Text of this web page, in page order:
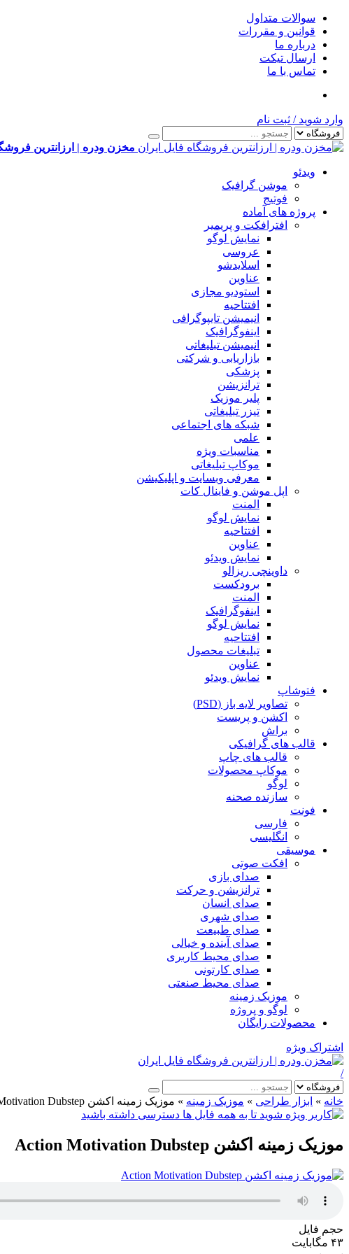
سوالات متداول
قوانین و مقررات
درباره ما
ارسال تیکت
تماس با ما
وارد شوید / ثبت نام
مخزن ودره | ارزانترین
ویدئو
موشن گرافیک
فوتیج
پروژه های آماده
افترافکت و پریمیر
نمایش لوگو
عروسی
اسلایدشو
عناوین
استودیو مجازی
افتتاحیه
انیمیشن تایپوگرافی
اینفوگرافیک
انیمیشن تبلیغاتی
بازاریابی و شرکتی
پزشکی
ترانزیشن
پلیر موزیک
تیزر تبلیغاتی
شبکه های اجتماعی
علمی
مناسبات ویژه
موکاپ تبلیغاتی
معرفی وبسایت و اپلیکیشن
اپل موشن و فاینال کات
المنت
نمایش لوگو
افتتاحیه
عناوین
نمایش ویدئو
داوینچی ریزالو
برودکست
المنت
اینفوگرافیک
نمایش لوگو
افتتاحیه
تبلیغات محصول
عناوین
نمایش ویدئو
فتوشاپ
تصاویر لایه باز (PSD)
اکشن و پریست
براش
قالب های گرافیکی
قالب های چاپ
موکاپ محصولات
لوگو
سازنده صحنه
فونت
فارسی
انگلیسی
موسیقی
افکت صوتی
صدای بازی
ترانزیشن و حرکت
صدای انسان
صدای شهری
صدای طبیعت
صدای آینده و خیالی
صدای محیط کاربری
صدای کارتونی
صدای محیط صنعتی
موزیک زمینه
لوگو و پروژه
محصولات رایگان
اشتراک ویژه
/
خانه » ابزار طراحی » موزیک زمینه » موزیک زمینه اکشن Action Motivation Dubstep
موزیک زمینه اکشن Action Motivation Dubstep
حجم فایل
۴۳ مگابایت